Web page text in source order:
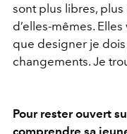
sont plus libres,
d’elles-mêmes.
que designer je
changements. Je
Pour rester ouvert
comprendre sa